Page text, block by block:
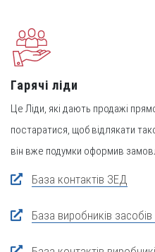
Гарячі ліди
Це Ліди, які дають продажі
постаратися, щоб відлякати
він вже подумки оформив
База контактів ЗЕД
База виробників засобів